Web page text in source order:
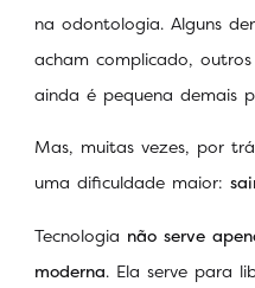
na odontologia. Alguns
acham complicado,
ainda é pequena demais
Mas, muitas vezes, por
uma dificuldade maior:
Tecnologia não serve
moderna. Ela serve para